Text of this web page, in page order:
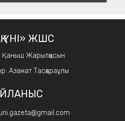
ҮНІ» ЖШС
Қаныш Жарылқасын
Азамат Тасқараұлы